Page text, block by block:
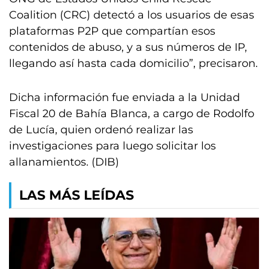
Coalition (CRC) detectó a los usuarios de esas
plataformas P2P que compartían esos
contenidos de abuso, y a sus números de IP,
llegando así hasta cada domicilio”, precisaron.
Dicha información fue enviada a la Unidad
Fiscal 20 de Bahía Blanca, a cargo de Rodolfo
de Lucía, quien ordenó realizar las
investigaciones para luego solicitar los
allanamientos. (DIB)
LAS MÁS LEÍDAS